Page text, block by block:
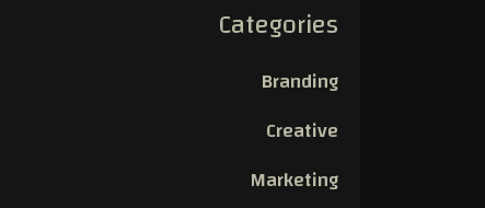
Categories
Branding
Creative
Marketing